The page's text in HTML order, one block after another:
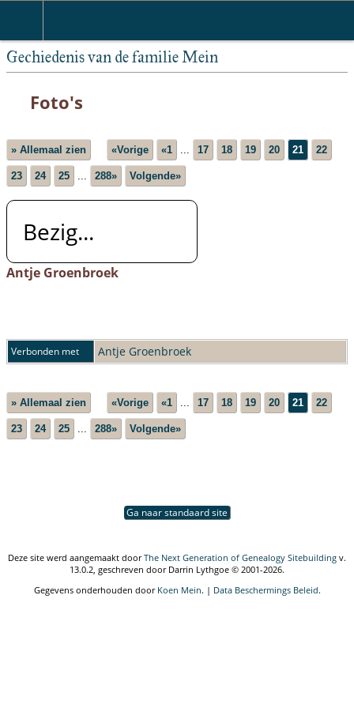
Gechiedenis van de familie Mein
Foto's
» Allemaal zien «Vorige «1 ... 17 18 19 20 21 22
23 24 25 ... 288» Volgende»
Bezig...
Antje Groenbroek
Verbonden met Antje Groenbroek
» Allemaal zien «Vorige «1 17 18 19 20 21 22
23 24 25 288» Volgende»
Ga naar standaard site
Deze site werd aangemaakt doorThe Next Generation of Genealogy Sitebuilding v.
13.0.2, geschreven door Darrin Lythgoe © 2001-2026.
Gegevens onderhouden door Koen Mein. | Data Beschermings Beleid.